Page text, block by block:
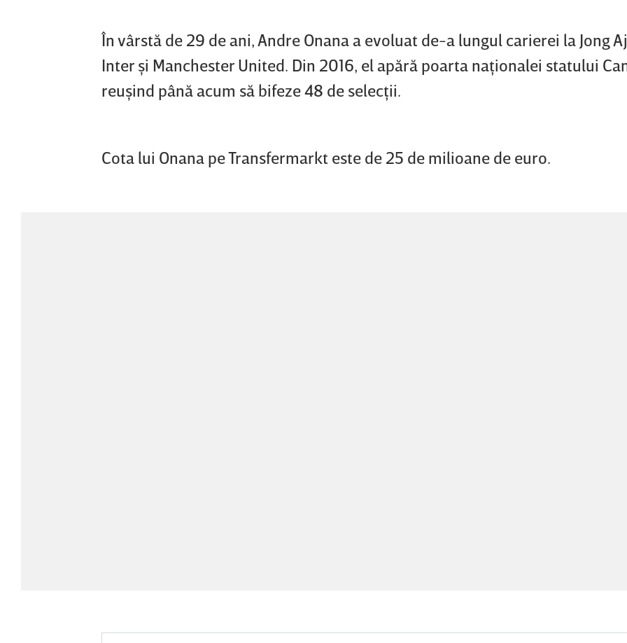
În vârstă de 29 de ani, Andre Onana a evoluat de-a lungul carierei la Jong
Inter şi Manchester United. Din 2016, el apără poarta naţionalei statului
reuşind până acum să bifeze 48 de selecţii.
Cota lui Onana pe Transfermarkt este de 25 de milioane de euro.